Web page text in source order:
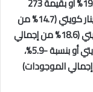
مليون دينار كويتي، وصولاً إلى نحو 1.115 مليار دينار كويتي (14.7% من
إجمالي الموجودات) مقابل 1.388 مليار دينار كويتي (18.6% من إجمالي
الموجودات)، وانخفض بنحو 69.3 مليون دينار كويتي أو بنسبة -5.9%،
مليار دينار كويتي (15.8% من إجمالي الموجودات)